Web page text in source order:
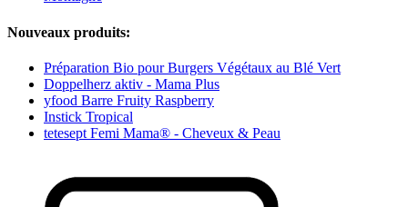
Nouveaux produits:
Préparation Bio pour Burgers Végétaux au Blé Vert
Doppelherz aktiv - Mama Plus
yfood Barre Fruity Raspberry
Instick Tropical
tetesept Femi Mama® - Cheveux & Peau